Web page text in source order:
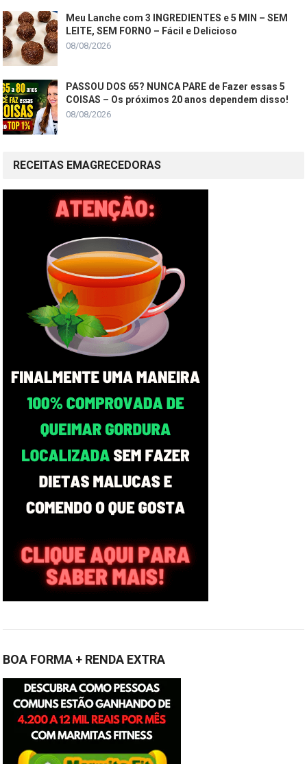
Meu Lanche com 3 INGREDIENTES e 5 MIN – SEM
LEITE, SEM FORNO – Fácil e Delicioso
08/08/2026
PASSOU DOS 65? NUNCA PARE de Fazer essas 5
COISAS – Os próximos 20 anos dependem disso!
08/08/2026
RECEITAS EMAGRECEDORAS
BOA FORMA + RENDA EXTRA